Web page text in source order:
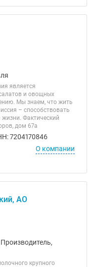
является
и овощных
Мы знаем, что жить
– cпособствовать
жизни. Фактический
дом 67а
7204170846
О компании
АО
крупного